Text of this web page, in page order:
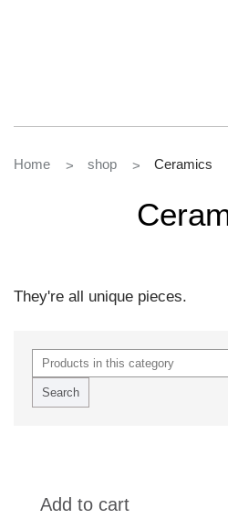
Home > shop > Ceramics
They're all unique pieces.